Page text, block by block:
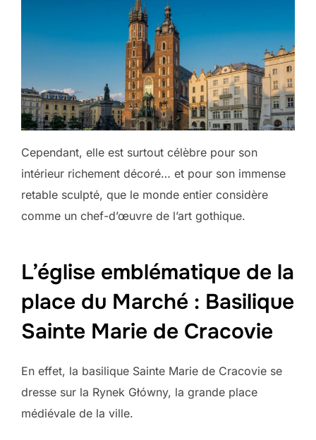
Cependant, elle est surtout célèbre pour son
intérieur richement décoré… et pour son immense
retable sculpté, que le monde entier considère
comme un chef-d’œuvre de l’art gothique.
L’église emblématique de la
place du Marché : Basilique
Sainte Marie de Cracovie
En effet, la basilique Sainte Marie de Cracovie se
dresse sur la Rynek Główny, la grande place
médiévale de la ville.